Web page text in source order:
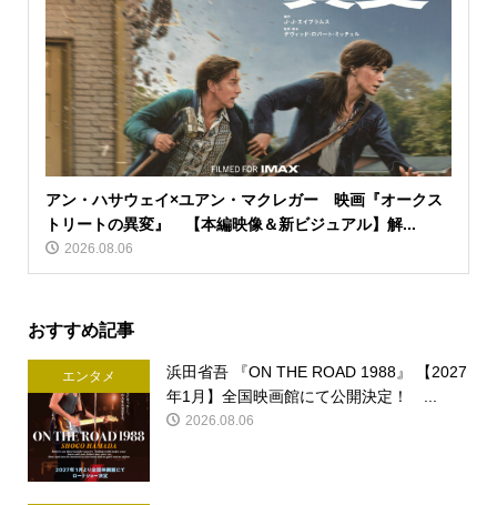
アン・ハサウェイ×ユアン・マクレガー 映画『オークス
トリートの異変』 【本編映像＆新ビジュアル】解...
2026.08.06
おすすめ記事
エンタメ
浜田省吾 『ON THE ROAD 1988』 【2027
年1月】全国映画館にて公開決定！ ...
2026.08.06